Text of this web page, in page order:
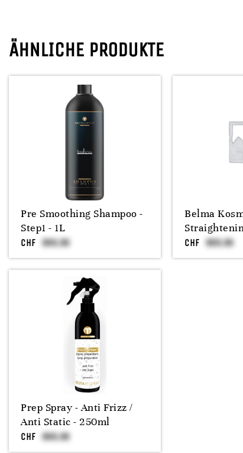
ÄHNLICHE PRODUKTE
Pre Smoothing Shampoo -
Step1 - 1L
CHF
Belma
CHF
Prep Spray - Anti Frizz /
Anti Static - 250ml
CHF